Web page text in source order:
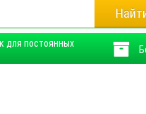
для постоянных